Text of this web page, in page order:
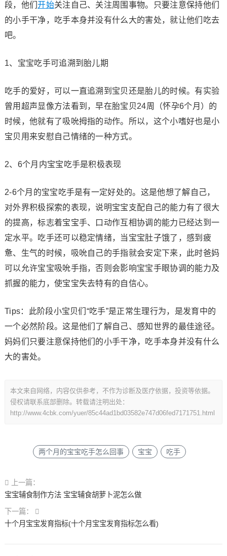
段，他们开始关注自己、关注周围事物。只要注意保持他们
的小手干净，吃手本身并没有什么大的害处，就让他们吃去
吧。
1、宝宝吃手可追溯到胎儿期
吃手的爱好，可以一直追溯到宝贝还是胎儿的时候。有实验
曾用超声显像方法看到，早在胎宝贝24周（怀孕6个月）的
时候，他就有了吸吮拇指的动作。所以，这个小嗜好也是小
宝贝用来安慰自己情绪的一种方式。
2、6个月内宝宝吃手是积极表现
2-6个月的宝宝吃手是有一定好处的。这是他想了解自己，
对外界积极探索的表现，说明宝宝支配自己的能力有了很大
的提高，标志着宝宝手、口动作互相协调的能力已经达到一
定水平。吃手还可以稳定情绪，当宝宝肚子饿了，感到疲
惫、生气的时候，吸吮自己的手指就会安定下来，此时爸妈
可以允许宝宝吸吮手指，否则会影响宝宝手眼协调的能力及
抓握的能力，使宝宝失去特有的自信心。
Tips：此阶段小宝贝们“吃手”是正常生理行为，是发育中的
一个必然阶段。这是他们了解自己、感知世界的最佳途径。
妈妈们只要注意保持他们的小手干净，吃手本身并没有什么
大的害处。
本文来自网络，内容仅供参考，不作为诊断及医疗依据，投资等依据。
侵权请联系底部删除。转载请注明出处：
http://www.4cbk.com/yuer/85c44ad1bd03582e747d06fed7171751.html
两个月的宝宝吃手怎么回事 宝宝 吃手
上一篇：
宝宝辅食制作方法 宝宝辅食胡萝卜泥怎么做
下一篇：
十个月宝宝发育指标(十个月宝宝发育指标怎么看)